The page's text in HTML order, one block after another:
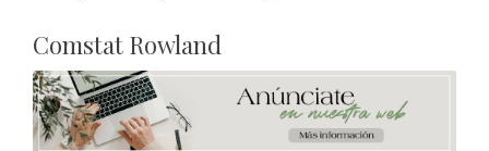
Comstat Rowland